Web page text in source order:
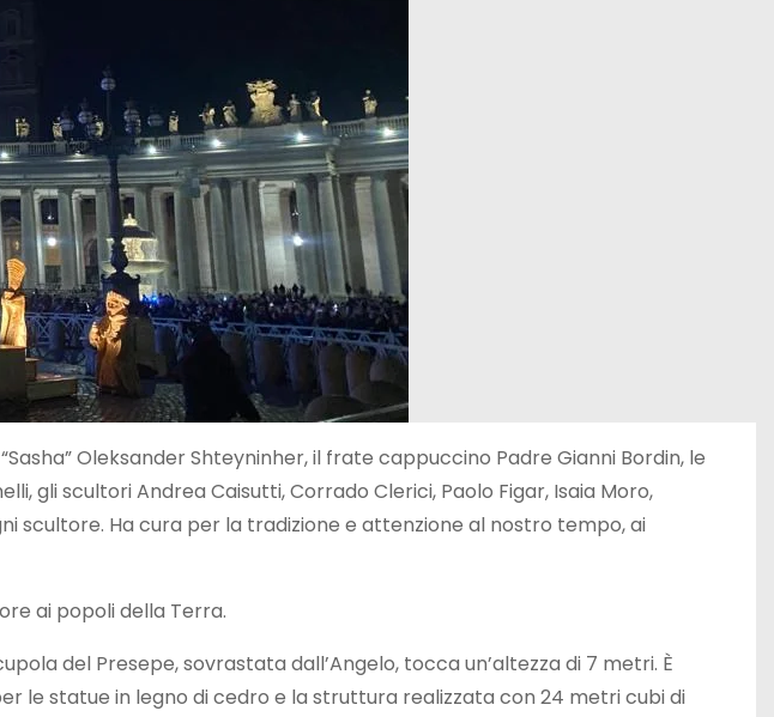
Oleksander Shteyninher, il frate cappuccino Padre Gianni Bordin, le
gli scultori Andrea Caisutti, Corrado Clerici, Paolo Figar, Isaia Moro,
scultore. Ha cura per la tradizione e attenzione al nostro tempo, ai
ai popoli della Terra.
del Presepe, sovrastata dall’Angelo, tocca un’altezza di 7 metri. È
le statue in legno di cedro e la struttura realizzata con 24 metri cubi di